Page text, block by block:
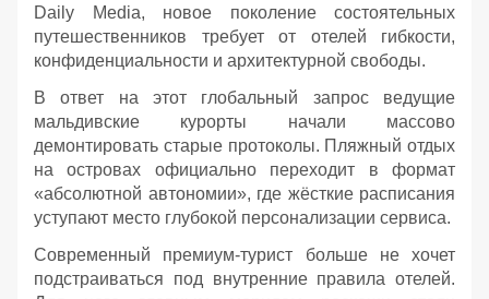
Daily Media, новое поколение состоятельных
путешественников требует от отелей гибкости,
конфиденциальности и архитектурной свободы.
В ответ на этот глобальный запрос ведущие
мальдивские курорты начали массово
демонтировать старые протоколы. Пляжный отдых
на островах официально переходит в формат
«абсолютной автономии», где жёсткие расписания
уступают место глубокой персонализации сервиса.
Современный премиум-турист больше не хочет
подстраиваться под внутренние правила отелей.